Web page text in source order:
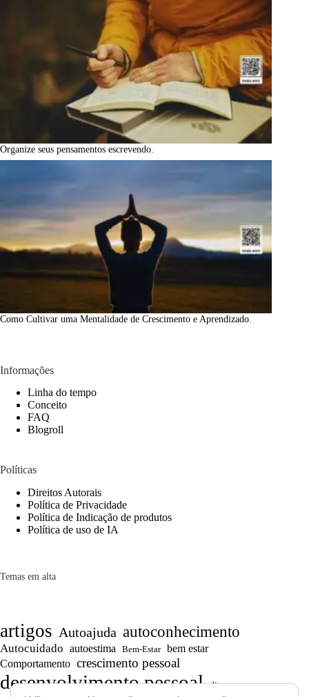
Organize seus pensamentos escrevendo.
Como Cultivar uma Mentalidade de Crescimento e Aprendizado.
Informações
Linha do tempo
Conceito
FAQ
Blogroll
Políticas
Direitos Autorais
Política de Privacidade
Política de Indicação de produtos
Política de uso de IA
Temas em alta
artigos Autoajuda autoconhecimento
Autocuidado autoestima Bem-Estar bem estar
Comportamento crescimento pessoal
desenvolvimento pessoal dicas